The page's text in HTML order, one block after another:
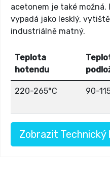
acetonem je také
vypadá jako lesklý,
industriálně matný.
Teplota
hotendu
220-265°C 90-
Zobrazit Technický